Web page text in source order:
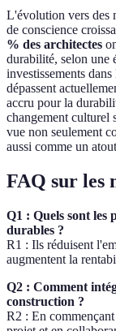
L'évolution vers des
de conscience
% des architectes
durabilité, selon une
investissements
dépassent
accru pour la
changement culturel
vue non seulement
aussi comme un
FAQ sur les
Q1 : Quels sont les
durables ?
R1 : Ils réduisent
augmentent la
Q2 : Comment
construction ?
R2 : En